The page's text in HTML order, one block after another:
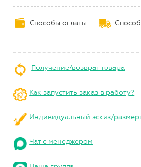
Способы оплаты
Получение/возврат товара
Как запустить заказ в работу?
Индивидуальный эскиз/
Чат с менеджером